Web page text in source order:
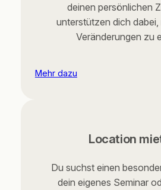
deinen persönlichen
unterstützen dich
Veränderungen zu
Mehr dazu
Location
Du suchst einen
dein eigenes Seminar